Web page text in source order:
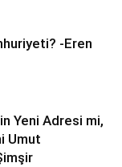
-Eren
Yeni Adresi mi,
Umut